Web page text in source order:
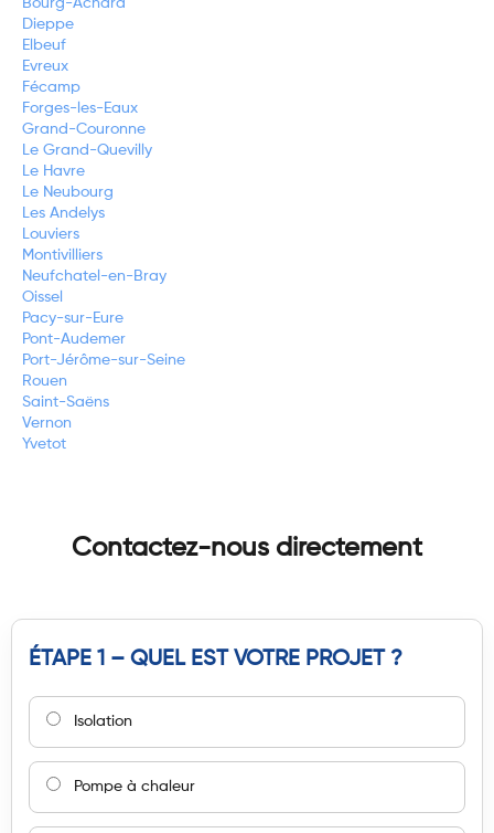
Bourg-Achard
Dieppe
Elbeuf
Evreux
Fécamp
Forges-les-Eaux
Grand-Couronne
Le Grand-Quevilly
Le Havre
Le Neubourg
Les Andelys
Louviers
Montivilliers
Neufchatel-en-Bray
Oissel
Pacy-sur-Eure
Pont-Audemer
Port-Jérôme-sur-Seine
Rouen
Saint-Saëns
Vernon
Yvetot
Contactez-nous directement
ÉTAPE 1 – QUEL EST VOTRE PROJET ?
Isolation
Pompe à chaleur